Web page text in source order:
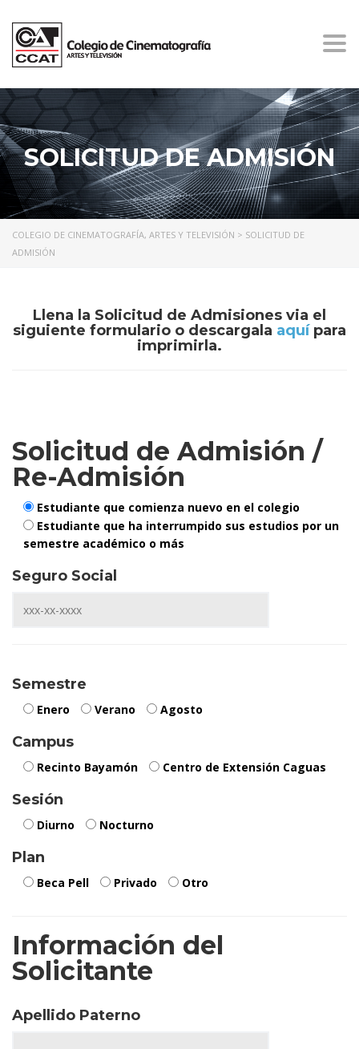
SOLICITUD DE ADMISIÓN
COLEGIO DE CINEMATOGRAFÍA, ARTES Y TELEVISIÓN > SOLICITUD DE
ADMISIÓN
Llena la Solicitud de Admisiones via el
siguiente formulario o descargala aquípara
imprimirla.
Solicitud de Admisión /
Re-Admisión
Estudiante que comienza nuevo en el colegio
Estudiante que ha interrumpido sus estudios por un
semestre académico o más
Seguro Social
Semestre
Enero Verano Agosto
Campus
Recinto Bayamón Centro de Extensión Caguas
Sesión
Diurno Nocturno
Plan
Beca Pell Privado Otro
Información del
Solicitante
Apellido Paterno